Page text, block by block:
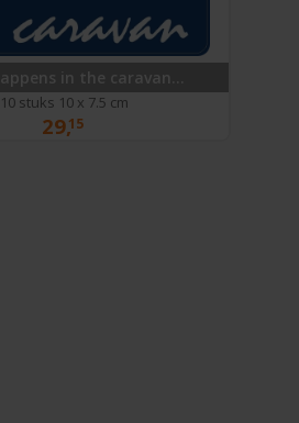
in the caravan...
10 stuks 10 x 7.5 cm
29,15